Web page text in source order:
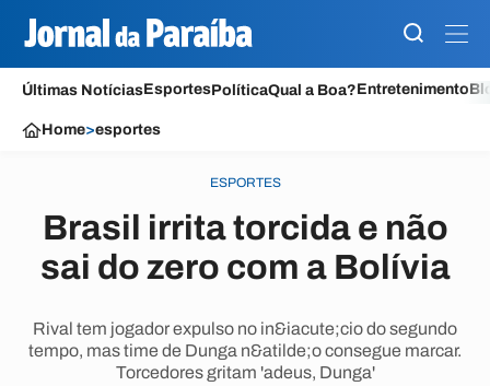
Últimas NotíciasEsportesPolíticaQual a Boa?Entretenimento
Home>esportes
ESPORTES
Brasil irrita torcida e não
sai do zero com a Bolívia
Rival tem jogador expulso no in&iacute;cio do segundo
tempo, mas time de Dunga n&atilde;o consegue marcar.
Torcedores gritam 'adeus, Dunga'